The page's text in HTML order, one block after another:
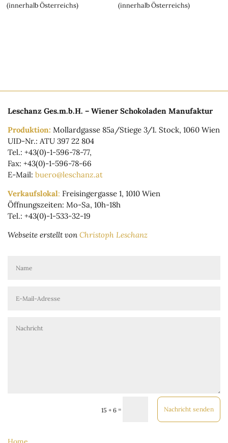
(innerhalb Österreichs)
(innerhalb Österreichs)
Leschanz Ges.m.b.H. – Wiener Schokoladen Manufaktur
Produktion: Mollardgasse 85a/Stiege 3/1. Stock, 1060 Wien
UID-Nr.: ATU 397 22 804
Tel.: +43(0)-1-596-78-77,
Fax: +43(0)-1-596-78-66
E-Mail: buero@leschanz.at
Verkaufslokal: Freisingergasse 1, 1010 Wien
Öffnungszeiten: Mo-Sa, 10h-18h
Tel.: +43(0)-1-533-32-19
Webseite erstellt von Christoph Leschanz
15 + 6 = Nachricht senden